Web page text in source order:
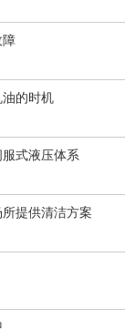
障
的时机
式液压体系
提供清洁方案